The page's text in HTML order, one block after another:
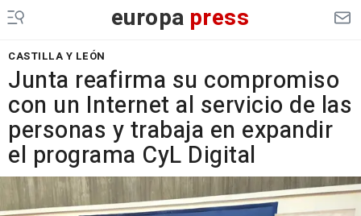
europa press
CASTILLA Y LEÓN
Junta reafirma su compromiso
con un Internet al servicio de las
personas y trabaja en expandir
el programa CyL Digital